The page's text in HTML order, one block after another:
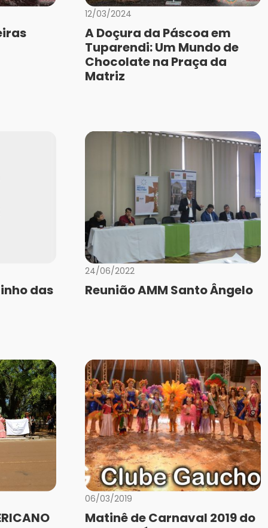
12/03/2024
A Doçura da Páscoa em
Tuparendi: Um Mundo de
Chocolate na Praça da
Matriz
das
24/06/2022
Reunião AMM Santo Ângelo
06/03/2019
Matinê de Carnaval 2019 do